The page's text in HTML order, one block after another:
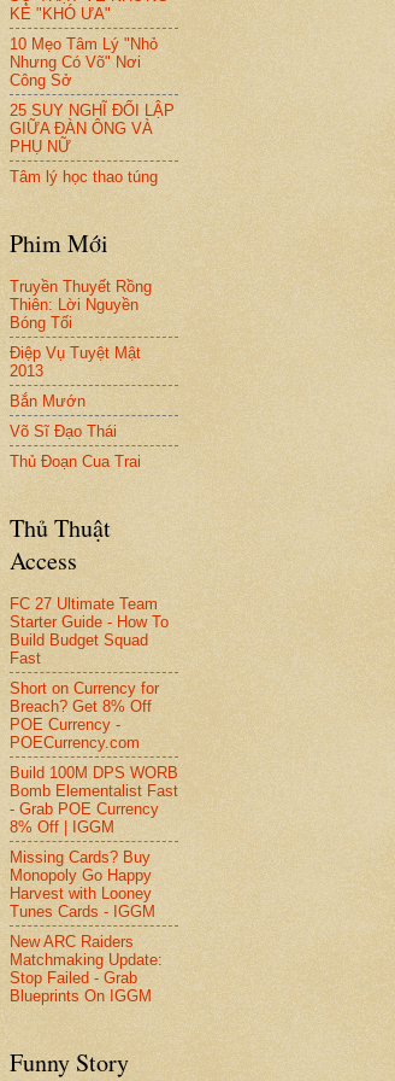
KẺ "KHÓ ƯA"
10 Mẹo Tâm Lý "Nhỏ
Nhưng Có Võ" Nơi
Công Sở
25 SUY NGHĨ ĐỐI LẬP
GIỮA ĐÀN ÔNG VÀ
PHỤ NỮ
Tâm lý học thao túng
Phim Mới
Truyền Thuyết Rồng
Thiên: Lời Nguyền
Bóng Tối
Điệp Vụ Tuyệt Mật
2013
Bắn Mướn
Võ Sĩ Đạo Thái
Thủ Đoạn Cua Trai
Thủ Thuật
Access
FC 27 Ultimate Team
Starter Guide - How To
Build Budget Squad
Fast
Short on Currency for
Breach? Get 8% Off
POE Currency -
POECurrency.com
Build 100M DPS WORB
Bomb Elementalist Fast
- Grab POE Currency
8% Off | IGGM
Missing Cards? Buy
Monopoly Go Happy
Harvest with Looney
Tunes Cards - IGGM
New ARC Raiders
Matchmaking Update:
Stop Failed - Grab
Blueprints On IGGM
Funny Story